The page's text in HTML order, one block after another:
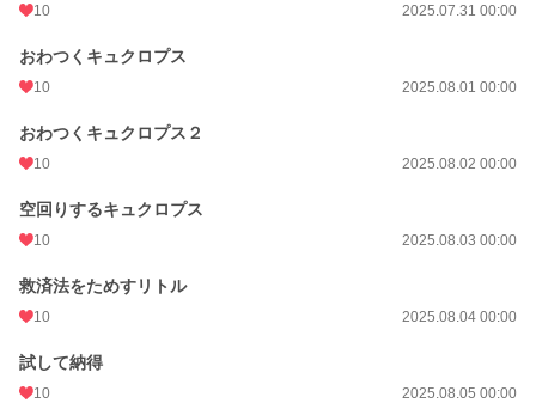
10 2025.07.31 00:00
おわつくキュクロプス
10 2025.08.01 00:00
おわつくキュクロプス２
10 2025.08.02 00:00
空回りするキュクロプス
10 2025.08.03 00:00
救済法をためすリトル
10 2025.08.04 00:00
試して納得
10 2025.08.05 00:00